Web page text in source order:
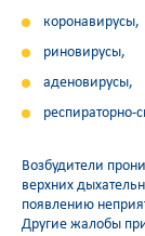
коронавирусы,
риновирусы,
аденовирусы,
респираторно-
Возбудители
верхних
появлению
Другие жалобы